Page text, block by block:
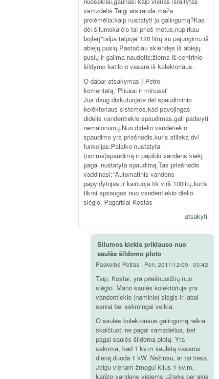
vamzdelis.Taigi atsiranda maža
prolėmėlia;kaip nustatyti jo galingumą?Kas
dėl šilumokaičio tai prieš metus,nupirkau
bojlerį"talpa talpoje"120 litrų su pajungimu iš
abiejų pusių.Pastačiau sklendęs iš abiejų
pusių ir galima naudotis;žiema iš centrinio
šildymo katilo o vasara iš kolektoriaus.
O dabar atsakymas į Petro
komentatą,"Pliusai ir minusai"
Jus daug diskutuojate dėl spaudiminio
kolėktoriaus sistemos,kad pavojingas
didelis vandentiekio spaudimas,gali padaryti
nemalonumų.Nuo didelio vandetiekio
spaudimo yra priešnodis,kuris atlieka dvi
funkcijas:Palaiko nustatyta
(norima)spaudimą ir papildo vandens kiekį
pagal nustatyta spaudimą.Tas priešnodis
vaddinasi;"Automatinis vandens
papyldytojas,ir kainuoja tik virš 100litų,kuris
tikrai apsaugos nuo vandentiekio dielio
slėgio. Pagarbiai Kostas
atsakyti
Šilumos kiekis priklauso nuo
saulės šildomo ploto
Paskelbė Petras- Pen, 2011/12/09 - 00:42
Taip, Kostai, yra priešnuodžių nuo
slėgio. Mano saulės kolektoriuje yra
vandentiekio (naminio) slėgis ir labai
seniai bei sėkmingai veikia.
O saulės kolektoriaus galingumą reikia
skaičiuoti ne pagal vamzdelius, bet
pagal saulės šildomą plotą. Yra
sakoma, kad 1 kv.m saulėtą vasaros
dieną duoda 1 kW. Nežinau, ar tai tiesa.
Jeigu vienam žmogui klius 1 kv.m,
karšto vandens visiems užteks per akis